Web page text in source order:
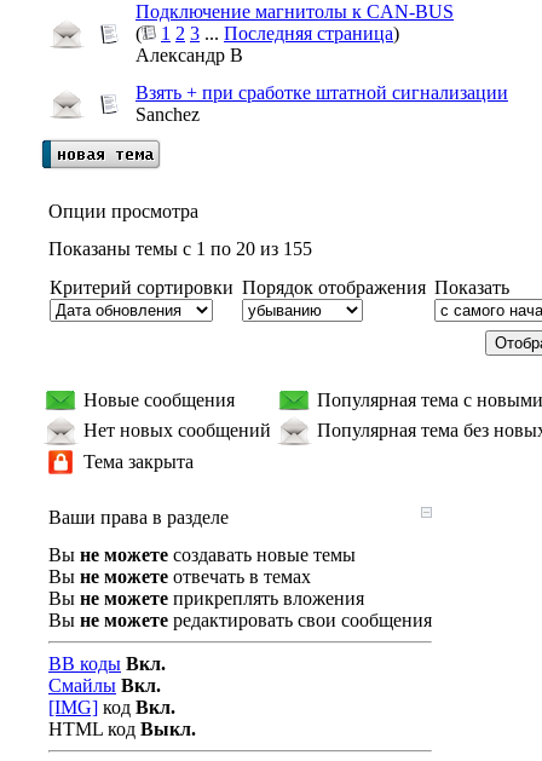
Подключение магнитолы к CAN-BUS
(
1 2 3 ... Последняя страница)
Александр В
Взять + при сработке штатной сигнализации
Sanchez
Опции просмотра
Показаны темы с 1 по 20 из 155
Критерий сортировки Порядок отображения Показать
Новые сообщения
Популярная тема с
Нет новых сообщений
Популярная тема без
Тема закрыта
Ваши права в разделе
Вы не можете создавать новые темы
Вы не можете отвечать в темах
Вы не можете прикреплять вложения
Вы не можете редактировать свои сообщения
BB коды Вкл.
Смайлы Вкл.
[IMG] код Вкл.
HTML код Выкл.